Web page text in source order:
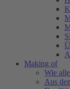
Making of
Wie
Aus